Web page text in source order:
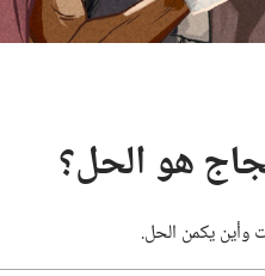
وأين يكمن الحل.‏